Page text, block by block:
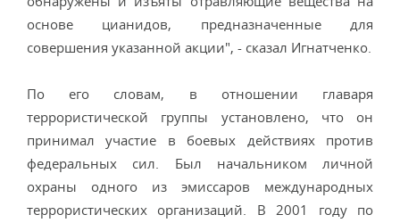
основе цианидов, предназначенные для
совершения указанной акции", - сказал Игнатченко.
По его словам, в отношении главаря
террористической группы установлено, что он
принимал участие в боевых действиях против
федеральных сил. Был начальником личной
охраны одного из эмиссаров международных
террористических организаций. В 2001 году по